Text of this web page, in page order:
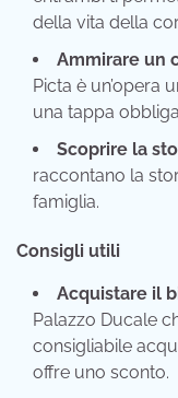
della vita della
Ammirare un
Picta è un’opera
una tappa
Scoprire la
raccontano la
famiglia.
Consigli utili
Acquistare il
Palazzo Ducale
consigliabile
offre uno sconto.